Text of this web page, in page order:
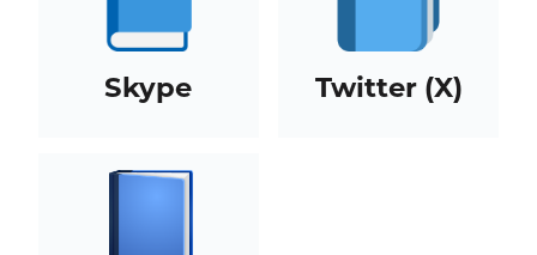
Skype Twitter (X)